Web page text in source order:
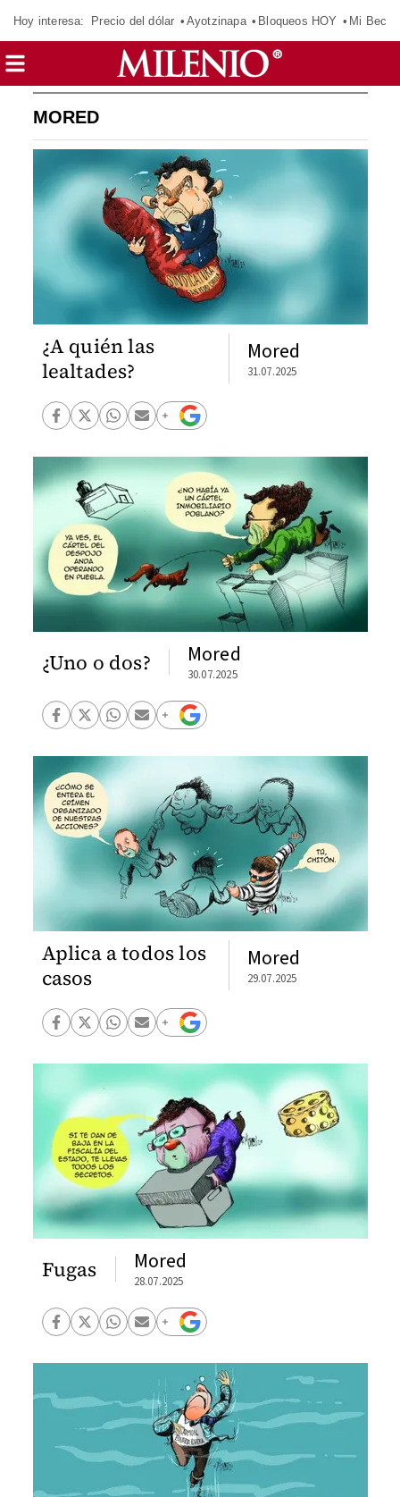
Hoy interesa: Precio del dólar Ayotzinapa Bloqueos HOY Mi Beca
MORED
¿A quién las
lealtades?
Mored
31.07.2025
¿Uno o dos? Mored
30.07.2025
Aplica a todos los
casos
Mored
29.07.2025
Fugas Mored
28.07.2025